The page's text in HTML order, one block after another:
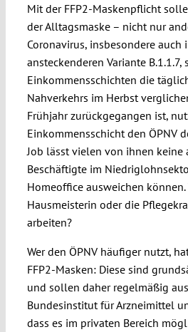
Mit der FFP2-Maskenpflicht
der Alltagsmaske – nicht nur
Coronavirus, insbesondere
ansteckenderen Variante
Einkommensschichten die
Nahverkehrs im Herbst
Frühjahr zurückgegangen ist,
Einkommensschicht den ÖPNV
Job lässt vielen von ihnen
Beschäftigte im
Homeoffice ausweichen
Hausmeisterin oder die
arbeiten?
Wer den ÖPNV häufiger nutzt,
FFP2-Masken: Diese sind
und sollen daher regelmäßig
Bundesinstitut für Arzneimittel
dass es im privaten Bereich